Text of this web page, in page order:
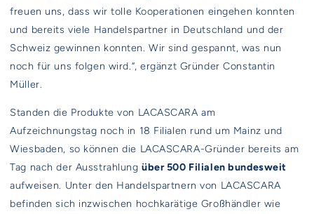
freuen uns, dass wir tolle Kooperationen eingehen konnten
und bereits viele Handelspartner in Deutschland und der
Schweiz gewinnen konnten. Wir sind gespannt, was nun
noch für uns folgen wird.“, ergänzt Gründer Constantin
Müller.
Standen die Produkte von LACASCARA am
Aufzeichnungstag noch in 18 Filialen rund um Mainz und
Wiesbaden, so können die LACASCARA-Gründer bereits am
Tag nach der Ausstrahlungüber 500 Filialen bundesweit
aufweisen. Unter den Handelspartnern von LACASCARA
befinden sich inzwischen hochkarätige Großhändler wie